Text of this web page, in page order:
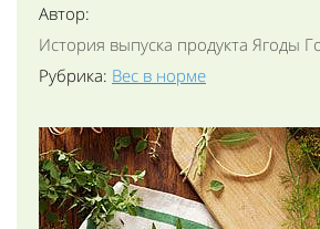
Автор:
История выпуска продукта Ягоды
Рубрика: Вес в норме